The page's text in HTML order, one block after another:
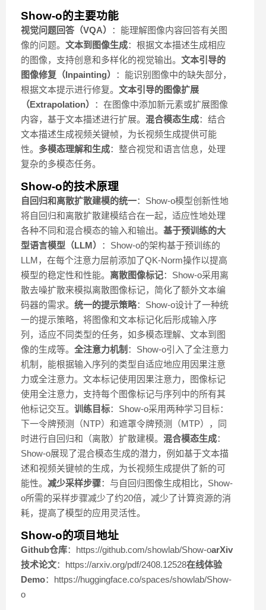
Show-o的主要功能
视觉问题回答（VQA）
：能理解图像内容回答有关图
像的问题。 文本到图像生成：根据文本描述生成相应
的图像，支持创意和多样化的视觉输出。 文本引导的
图像修复（Inpainting）
：能识别图像中的缺失部分，
根据文本提示进行修复。 文本引导的图像扩展
（Extrapolation）
：在图像中添加新元素或扩展图像
内容，基于文本描述进行扩展。 混合模态生成：结合
文本描述生成视频关键帧，为长视频生成提供可能
性。 多模态理解和生成：整合视觉和语言信息，处理
复杂的多模态任务。
Show-o的技术原理
自回归和离散扩散建模的统一：Show-o模型创新性地
将自回归和离散扩散建模结合在一起，适应性地处理
各种不同和混合模态的输入和输出。 基于预训练的大
型语言模型（LLM）
：Show-o的架构基于预训练的
LLM，在每个注意力层前添加了QK-Norm操作以提高
模型的稳定性和性能。 离散图像标记：Show-o采用离
散去噪扩散来模拟离散图像标记，简化了额外文本编
码器的需求。 统一的提示策略：Show-o设计了一种统
一的提示策略，将图像和文本标记化后形成输入序
列，适应不同类型的任务，如多模态理解、文本到图
像的生成等。 全注意力机制 ：Show-o引入了全注意力
机制，能根据输入序列的类型自适应地应用因果注意
力或全注意力。文本标记使用因果注意力，图像标记
使用全注意力，支持每个图像标记与序列中的所有其
他标记交互。 训练目标：Show-o采用两种学习目标：
下一令牌预测（NTP）和遮罩令牌预测（MTP），同
时进行自回归和（离散）扩散建模。 混合模态生成：
Show-o展现了混合模态生成的潜力，例如基于文本描
述和视频关键帧的生成，为长视频生成提供了新的可
能性。 减少采样步骤：与自回归图像生成相比，Show-
o所需的采样步骤减少了约20倍，减少了计算资源的消
耗，提高了模型的应用灵活性。
Show-o的项目地址
Github仓库：https://github.com/showlab/Show-oarXiv
技术论文：https://arxiv.org/pdf/2408.12528在线体验
Demo：https://huggingface.co/spaces/showlab/Show-
o